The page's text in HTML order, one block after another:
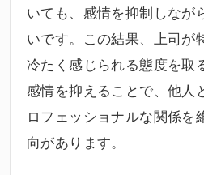
いても、感情を抑制しなが
いです。この結果、上司が
冷たく感じられる態度を取
感情を抑えることで、他人
ロフェッショナルな関係を
向があります。